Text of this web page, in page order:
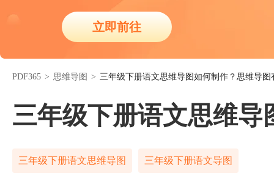
立即前往
PDF365 > 思维导图 > 三年级下册语文思维导图如何制作？思维导图
三年级下册语文思维
三年级下册语文思维导图 三年级下册语文导图